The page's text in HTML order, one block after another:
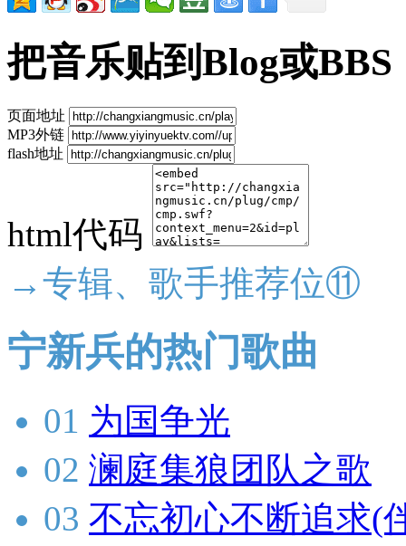
把音乐贴到Blog或BBS
页面地址
MP3外链
flash地址
html代码
→专辑、歌手推荐位⑪
宁新兵的热门歌曲
01 为国争光
02 澜庭集狼团队之歌
03 不忘初心不断追求(